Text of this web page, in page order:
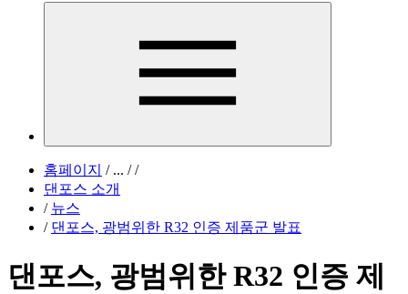
홈페이지 /... / /
댄포스 소개
/ 뉴스
/ 댄포스, 광범위한 R32 인증 제품군 발표
댄포스, 광범위한 R32 인증 제